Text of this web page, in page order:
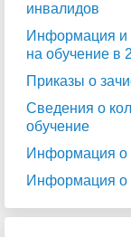
инвалидов
Информация и
на обучение в
Приказы о
Сведения о
обучение
Информация о
Информация о